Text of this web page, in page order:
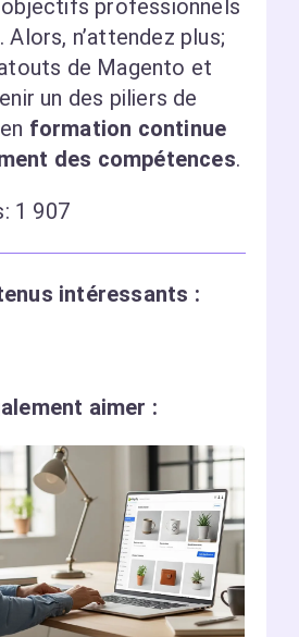
professionnels
n’attendez plus;
de Magento et
un des piliers de
formation continue
des compétences.
1 907
intéressants :
aimer :